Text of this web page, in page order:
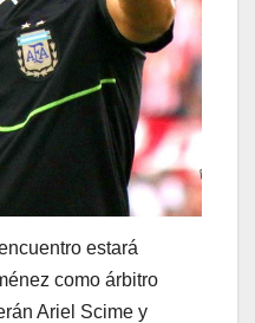
estará
como árbitro
Ariel Scime y